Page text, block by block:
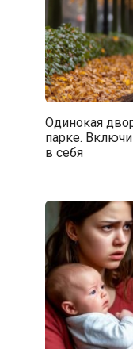
Одинокая
парке.
в себя